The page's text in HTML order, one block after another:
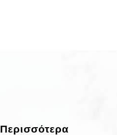
Περισσότερα